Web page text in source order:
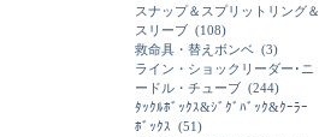
スナップ＆スプリットリング＆
スリーブ (108)
救命具・替えボンベ (3)
ライン・ショックリーダー･ニ
ードル・チューブ (244)
ﾀｯｸﾙﾎﾞｯｸｽ&ｼﾞｸﾞﾊﾞｯｸ&ｸｰﾗｰ
ﾎﾞｯｸｽ (51)